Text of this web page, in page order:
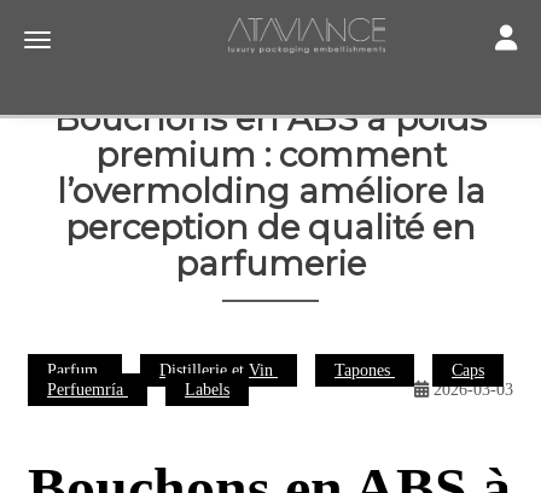
Toggle navigation
Bouchons en ABS à poids
premium : comment
l’overmolding améliore la
perception de qualité en
parfumerie
Parfum Distillerie et Vin Tapones
Caps
Perfuemría
Labels 2026-03-03